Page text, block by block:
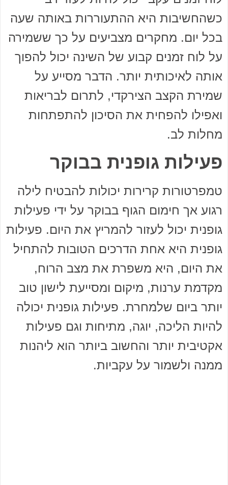
כשהחשיבות היא ההתעוררות באותה שעה
בכל יום. מחקרים מצביעים על כך ששמירה
על לוח זמנים קבוע של השינה יכול להפוך
אותה לאיכותית יותר. הדבר מסייע על
שמירת הקצב הצירקדי, לתרום לבריאות
ואפילו להפחית את הסיכון להתפתחות
מחלות לב.
פעילות גופנית בבוקר
טמפרטורות קרירות יכולות להבטיח לילה
רגוע אך חימום הגוף בבוקר על ידי פעילות
גופנית יכול לעזור להמריץ את היום. פעילות
גופנית היא אחת הדרכים הטובות להתחיל
את היום, היא משפרת את מצב הרוח,
מקדמת ערנות, מיקום ומסייעת לישון טוב
יותר ביום שלמחרת. פעילות גופנית יכולה
להיות הליכה, יוגה, מתיחות וגם פעילות
אקטיבית יותר והחשוב ביותר הוא ליהנות
ממנה ולשמור על עקביות.